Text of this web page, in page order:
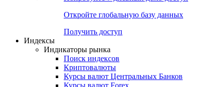
Календарь инвестора
Попробуйте7-дневный
Откройте глобальную базу данных
Получить доступ
Индикаторы рынка